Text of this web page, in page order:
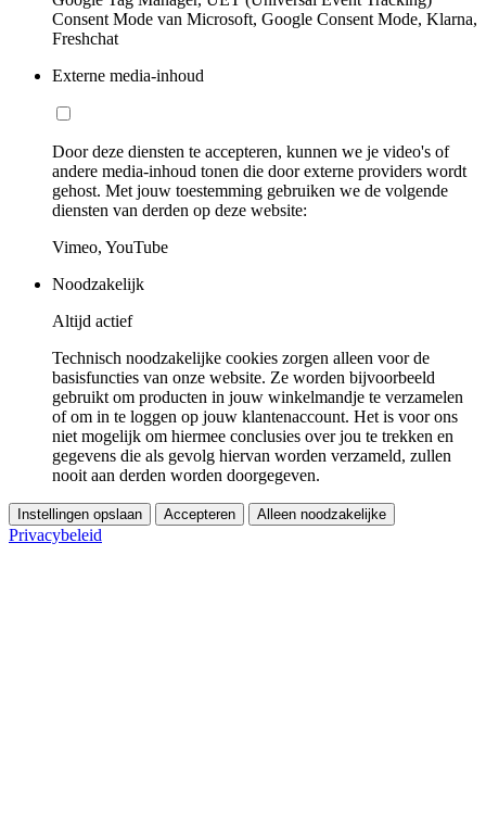
Consent Mode van Microsoft, Google Consent Mode, Klarna,
Freshchat
Externe media-inhoud
Door deze diensten te accepteren, kunnen we je video's of
andere media-inhoud tonen die door externe providers wordt
gehost. Met jouw toestemming gebruiken we de volgende
diensten van derden op deze website:
Vimeo, YouTube
Noodzakelijk
Altijd actief
Technisch noodzakelijke cookies zorgen alleen voor de
basisfuncties van onze website. Ze worden bijvoorbeeld
gebruikt om producten in jouw winkelmandje te verzamelen
of om in te loggen op jouw klantenaccount. Het is voor ons
niet mogelijk om hiermee conclusies over jou te trekken en
gegevens die als gevolg hiervan worden verzameld, zullen
nooit aan derden worden doorgegeven.
Instellingen opslaan Accepteren Alleen noodzakelijke
Privacybeleid